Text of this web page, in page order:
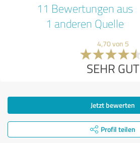
11 Bewertungen aus
1 anderen Quelle
4,70 von 5
SEHR GUT
Jetzt bewerten
Profil teilen